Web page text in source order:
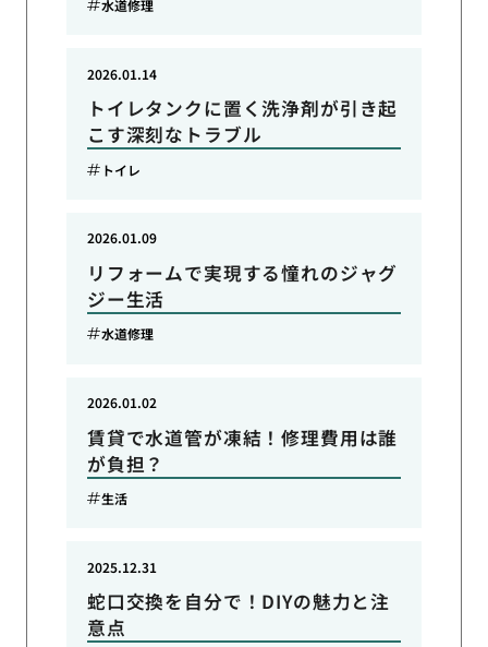
水道修理
トイレタンクに置く洗浄剤が引き起
こす深刻なトラブル
2026.01.14
トイレ
リフォームで実現する憧れのジャグ
ジー生活
2026.01.09
水道修理
賃貸で水道管が凍結！修理費用は誰
が負担？
2026.01.02
生活
蛇口交換を自分で！DIYの魅力と注
意点
2025.12.31